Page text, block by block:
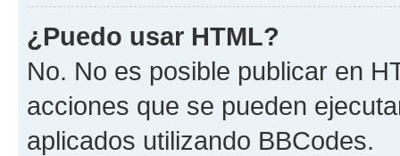
¿Puedo usar HTML?
No. No es posible publicar en
acciones que se pueden
aplicados utilizando BBCodes.